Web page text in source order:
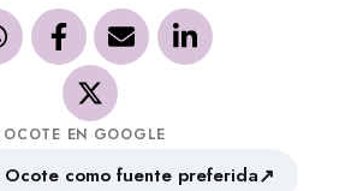
EN GOOGLE
como fuente preferida↗